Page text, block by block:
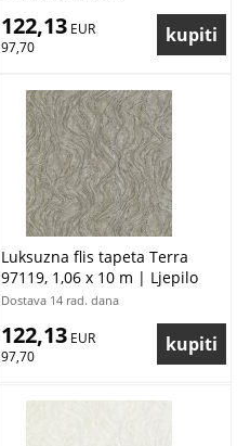
122,13 EUR
97,70
Luksuzna flis tapeta Terra
97119, 1,06 x 10 m | Ljepilo
besplatno
Dostava 14 rad. dana
122,13 EUR
97,70